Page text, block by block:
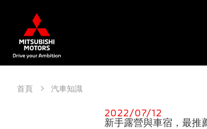
首頁 汽車知識
2022/07/12
新手露營與車宿，最推